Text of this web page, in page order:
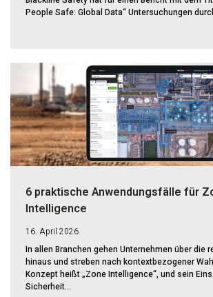
People Safe: Global Data“ Untersuchungen
6 praktische Anwendungsfälle für
Intelligence
16. April 2026
In allen Branchen gehen Unternehmen über die
hinaus und streben nach kontextbezogener
Konzept heißt „Zone Intelligence“, und sein
Sicherheit...